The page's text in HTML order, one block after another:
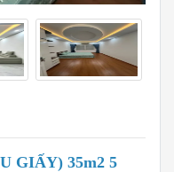
GIẤY) 35m2 5